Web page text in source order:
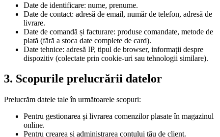
Date de identificare: nume, prenume.
Date de contact: adresă de email, număr de telefon, adresă de
livrare.
Date de comandă și facturare: produse comandate, metode de
plată (fără a stoca date complete de card).
Date tehnice: adresă IP, tipul de browser, informații despre
dispozitiv (colectate prin cookie-uri sau tehnologii similare).
3. Scopurile prelucrării datelor
Prelucrăm datele tale în următoarele scopuri:
Pentru gestionarea și livrarea comenzilor plasate în magazinul
online.
Pentru crearea și administrarea contului tău de client.